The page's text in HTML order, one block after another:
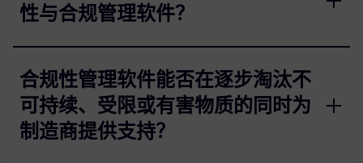
性与合规管理软件？
合规性管理软件能否在逐步淘汰不
可持续、受限或有害物质的同时为
制造商提供支持？